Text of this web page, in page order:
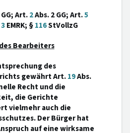
GG; Art.2Abs. 2 GG; Art.5
3EMRK; §116StVollzG
Bearbeiters
des
gewährt Art.19Abs.
Recht und die
die Gerichte
vielmehr auch die
Der Bürger hat
auf eine wirksame